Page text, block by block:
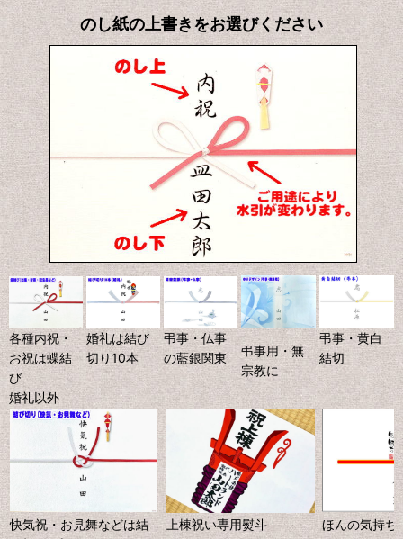
のし紙の上書きをお選びください
各種内祝・
お祝は蝶結
び
婚礼以外
婚礼は結び
切り10本
弔事・仏事
の藍銀関東
弔事用・無
宗教に
弔事・黄白
結切
快気祝・お見舞などは結
上棟祝い専用熨斗 ほんの気持ち